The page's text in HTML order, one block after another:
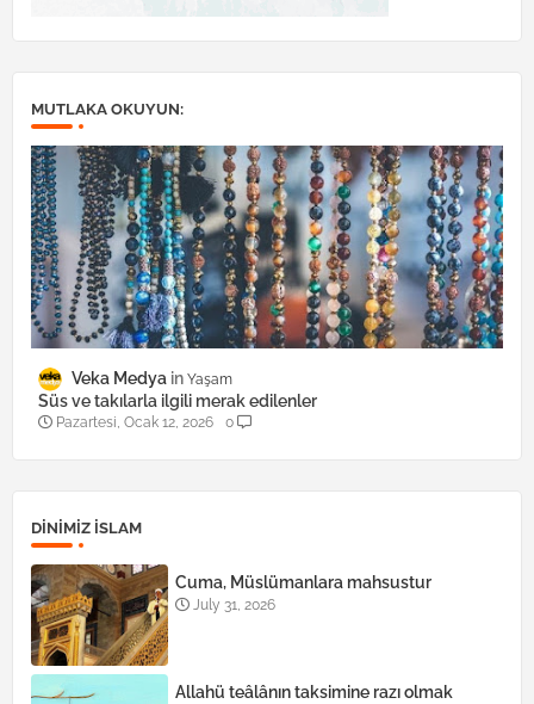
MUTLAKA OKUYUN:
Veka Medya Yaşam
Süs ve takılarla ilgili merak edilenler
Pazartesi, Ocak 12, 2026 0
DINIMIZ ISLAM
Cuma, Müslümanlara mahsustur
July 31, 2026
Allahü teâlânın taksimine razı olmak